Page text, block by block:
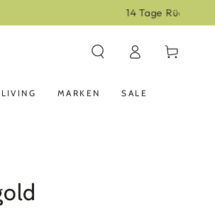
MARKEN SALE
EinloggenWarenkorb